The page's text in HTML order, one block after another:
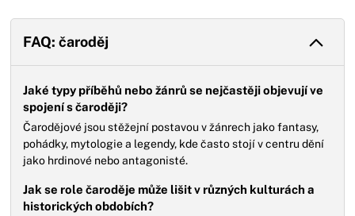
FAQ: čaroděj
Jaké typy příběhů nebo žánrů se nejčastěji objevují ve
spojení s čaroději?
Čarodějové jsou stěžejní postavou v žánrech jako fantasy,
pohádky, mytologie a legendy, kde často stojí v centru dění
jako hrdinové nebo antagonisté.
Jak se role čaroděje může lišit v různých kulturách a
historických obdobích?